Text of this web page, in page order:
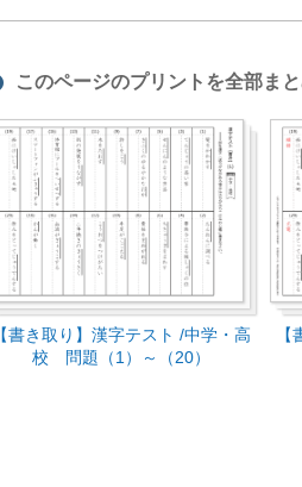
このページのプリントを全部ま
【書き取り】漢字テスト /中学・高
校 問題（1）～（20）